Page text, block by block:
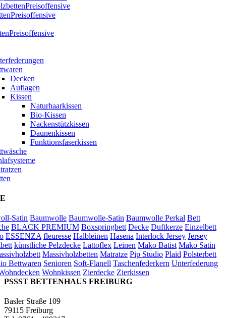
Decken
Auflagen
Kissen
Naturhaarkissen
Bio-Kissen
Nackenstützkissen
Daunenkissen
Funktionsfaserkissen
Satin Baumwolle Baumwolle-Satin Baumwolle Perkal Bett
BLACK PREMIUM Boxspringbett Decke Duftkerze Einzelbett
ESSENZA fleuresse Halbleinen Hasena Interlock Jersey Jersey
künstliche Pelzdecke Lattoflex Leinen Mako Batist Mako Satin
Massivholzbetten Matratze Pip Studio Plaid Polsterbett
Bettwaren Senioren Soft-Flanell Taschenfederkern Unterfederung
Wohnkissen Zierdecke Zierkissen
PSSST BETTENHAUS FREIBURG
Basler Straße 109
79115 Freiburg